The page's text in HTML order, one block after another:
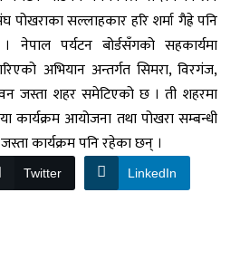
पोखराका सल्लाहकार हरि शर्मा गैह्रे पनि
पर्यटन बोर्डसँगको सहकार्यमा
अभियान अन्तर्गत सिमरा, विरगंज,
जस्ता शहर समेटिएको छ । ती शहरमा
कार्यक्रम आयोजना तथा पोखरा सम्बन्धी
जस्ता कार्यक्रम पनि रहेका छन् ।
Twitter LinkedIn